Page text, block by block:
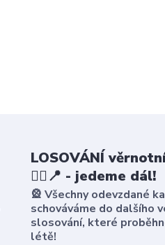
LOSOVÁNÍ
🤸‍♀️📍 - jedeme dál!
🎡 Všechny odevzdané
schováváme do dalšího
slosování, které
létě!